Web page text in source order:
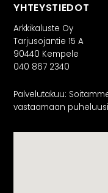
YHTEYSTIEDOT
Arkkikaluste Oy
Tarjusojantie 15 A
90440 Kempele
040 867 2340
Palvelutakuu:
vastaamaan